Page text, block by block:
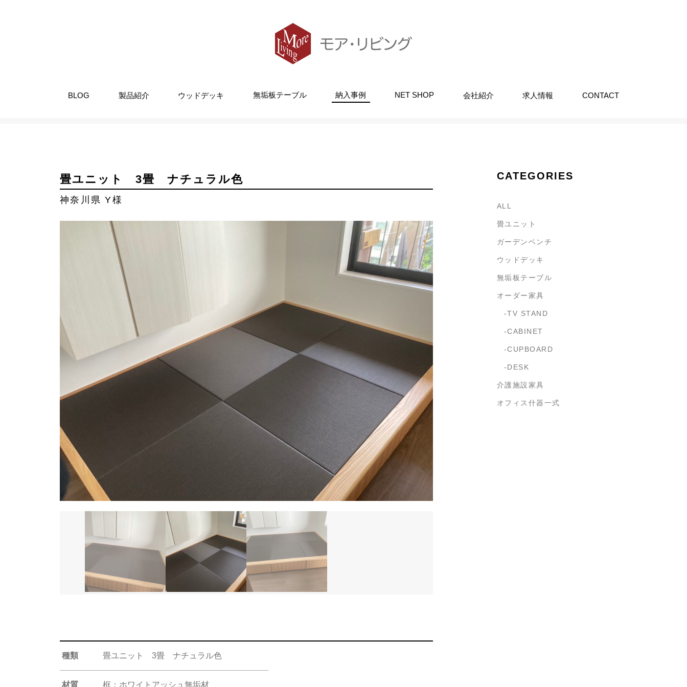
BLOG 製品紹介 ウッドデッキ 無垢板テーブル 納入事例 NET SHOP 会社紹介 求人情報
CONTACT
畳ユニット 3畳 ナチュラル色
神奈川県 Y様
種類 畳ユニット 3畳 ナチュラル色
材質
框：ホワイトアッシュ無垢材
CATEGORIES
ALL
畳ユニット
ガーデンベンチ
ウッドデッキ
無垢板テーブル
オーダー家具
TV STAND
CABINET
CUPBOARD
DESK
介護施設家具
オフィス什器一式